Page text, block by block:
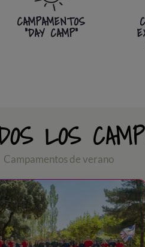
CAMPAMENTOS
"DAY CAMP"
LOS
Campamentos de verano